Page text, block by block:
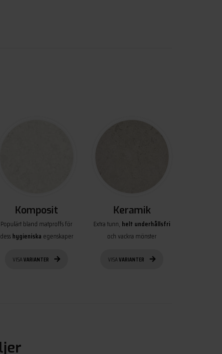
Komposit
Populärt bland matproffs för
desshygieniska egenskaper
VISAVARIANTER
Keramik
Extra tunn, helt underhållsfri
och vackra mönster
VISAVARIANTER